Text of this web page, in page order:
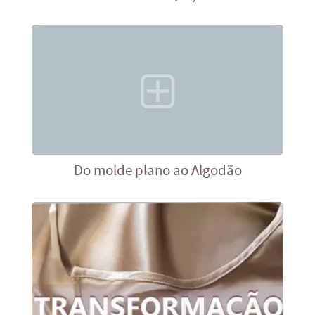
Do molde plano ao Algodão